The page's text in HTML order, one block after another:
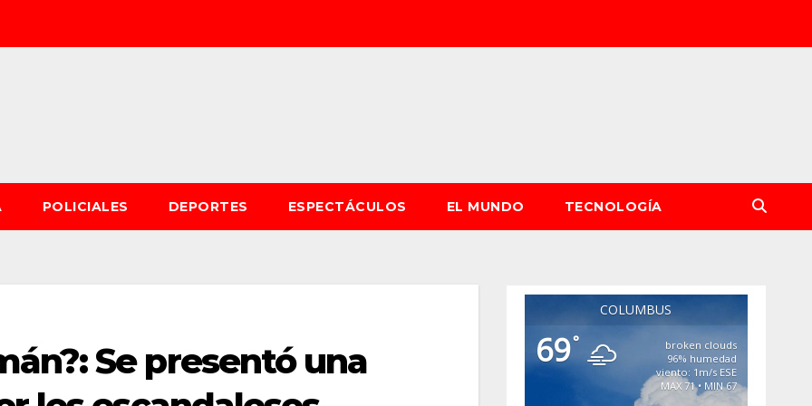
POLICIALES DEPORTES ESPECTÁCULOS EL MUNDO TECNOLOGÍA
Se presentó una
COLUMBUS
69°
broken clouds
96% humedad
viento: 1m/s ESE
MAX 71 • MIN 67